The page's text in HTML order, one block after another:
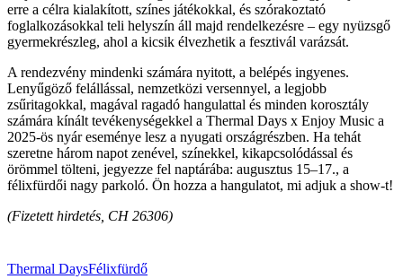
erre a célra kialakított, színes játékokkal, és szórakoztató
foglalkozásokkal teli helyszín áll majd rendelkezésre – egy nyüzsgő
gyermekrészleg, ahol a kicsik élvezhetik a fesztivál varázsát.
A rendezvény mindenki számára nyitott, a belépés ingyenes.
Lenyűgöző felállással, nemzetközi versennyel, a legjobb
zsűritagokkal, magával ragadó hangulattal és minden korosztály
számára kínált tevékenységekkel a Thermal Days x Enjoy Music a
2025-ös nyár eseménye lesz a nyugati országrészben. Ha tehát
szeretne három napot zenével, színekkel, kikapcsolódással és
örömmel tölteni, jegyezze fel naptárába: augusztus 15–17., a
félixfürdői nagy parkoló. Ön hozza a hangulatot, mi adjuk a show-t!
(Fizetett hirdetés, CH 26306)
Thermal DaysFélixfürdő